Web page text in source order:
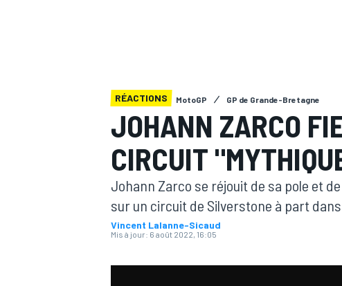
MOTOGP
RÉACTIONS MotoGP GP de Grande-Bretagne
JOHANN ZARCO
CIRCUIT
Johann Zarco se réjouit de sa pole et
sur un circuit de Silverstone à part dans
Vincent Lalanne-Sicaud
Mis à jour: 6 août 2022, 16:05